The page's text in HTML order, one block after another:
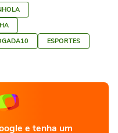
ESPORTES
e tenha um